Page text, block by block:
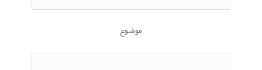
موضوع